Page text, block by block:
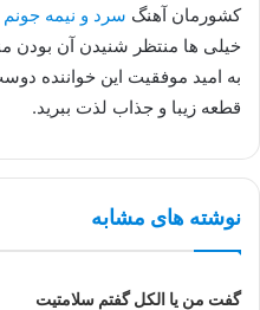
کشورمان آهنگ سرد و نیمه
خیلی ها منتظر شنیدن آن بودن
به امید موفقیت این خواننده
قطعه زیبا و جذاب لذت ببرید.
نوشته های مشابه
گفت من یا الکل گفتم سلامتیت